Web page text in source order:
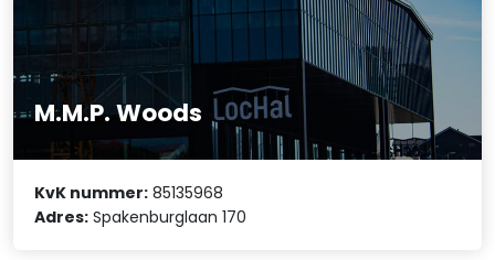
M.M.P. Woods
KvK nummer: 85135968
Adres: Spakenburglaan 170